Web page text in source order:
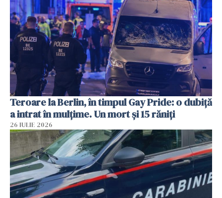
Teroare la Berlin, în timpul Gay Pride: o dubiță
a intrat în mulțime. Un mort și 15 răniți
26 IULIE 2026